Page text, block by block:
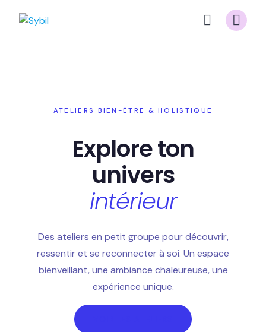
ATELIERS BIEN-ÊTRE & HOLISTIQUE
Explore ton
univers
intérieur
Des ateliers en petit groupe pour découvrir,
ressentir et se reconnecter à soi. Un espace
bienveillant, une ambiance chaleureuse, une
expérience unique.